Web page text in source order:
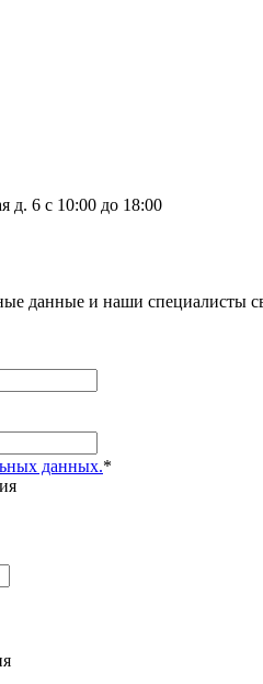
д. 6 с 10:00 до 18:00
данные и наши специалисты
данных.*